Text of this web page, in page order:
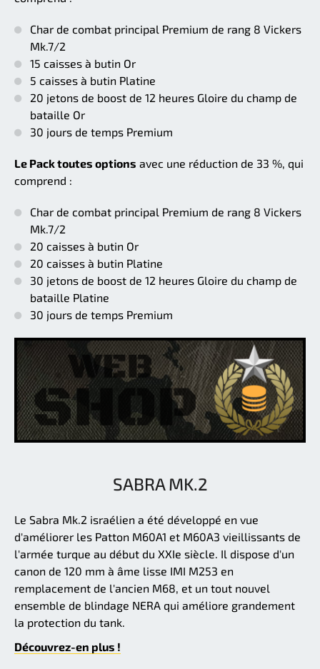
Char de combat principal Premium de rang 8 Vickers
Mk.7/2
15 caisses à butin Or
5 caisses à butin Platine
20 jetons de boost de 12 heures Gloire du champ de
bataille Or
30 jours de temps Premium
Le Pack toutes options avec une réduction de 33 %, qui
comprend :
Char de combat principal Premium de rang 8 Vickers
Mk.7/2
20 caisses à butin Or
20 caisses à butin Platine
30 jetons de boost de 12 heures Gloire du champ de
bataille Platine
30 jours de temps Premium
SABRA MK.2
Le Sabra Mk.2 israélien a été développé en vue
d'améliorer les Patton M60A1 et M60A3 vieillissants de
l'armée turque au début du XXIe siècle. Il dispose d'un
canon de 120 mm à âme lisse IMI M253 en
remplacement de l'ancien M68, et un tout nouvel
ensemble de blindage NERA qui améliore grandement
la protection du tank.
Découvrez-en plus !